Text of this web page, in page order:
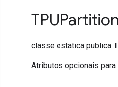
classe estática pública
Atributos opcionais para